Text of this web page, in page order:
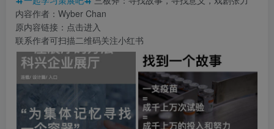
内容作者：Wyber Chan
原内容链接：点击进入
联系作者可扫描二维码关注小红书